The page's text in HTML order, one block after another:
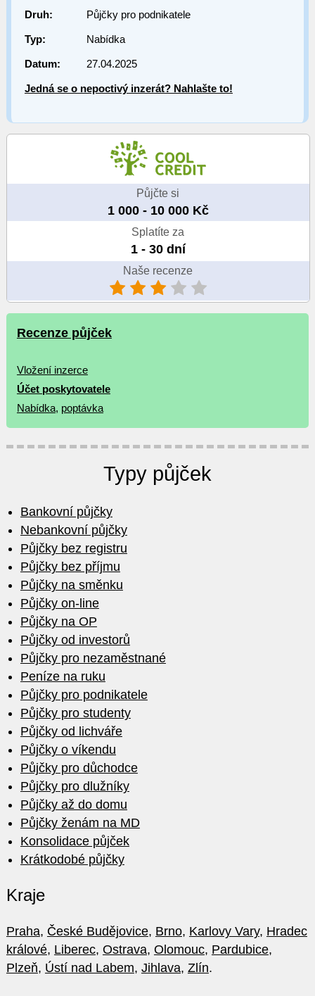
Druh: Půjčky pro podnikatele
Typ: Nabídka
Datum: 27.04.2025
Jedná se o nepoctivý inzerát? Nahlašte to!
Půjčte si
1 000 - 10 000 Kč
Splatíte za
1 - 30 dní
Naše recenze
Recenze půjček
Vložení inzerce
Účet poskytovatele
Nabídka, poptávka
Typy půjček
Bankovní půjčky
Nebankovní půjčky
Půjčky bez registru
Půjčky bez příjmu
Půjčky na směnku
Půjčky on-line
Půjčky na OP
Půjčky od investorů
Půjčky pro nezaměstnané
Peníze na ruku
Půjčky pro podnikatele
Půjčky pro studenty
Půjčky od lichváře
Půjčky o víkendu
Půjčky pro důchodce
Půjčky pro dlužníky
Půjčky až do domu
Půjčky ženám na MD
Konsolidace půjček
Krátkodobé půjčky
Kraje
Praha, České Budějovice, Brno, Karlovy Vary, Hradec
králové, Liberec, Ostrava, Olomouc, Pardubice,
Plzeň, Ústí nad Labem, Jihlava, Zlín.